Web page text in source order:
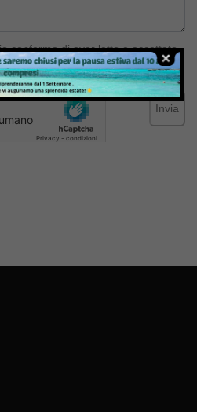
confermo di aver letto e accettato
web
Invia